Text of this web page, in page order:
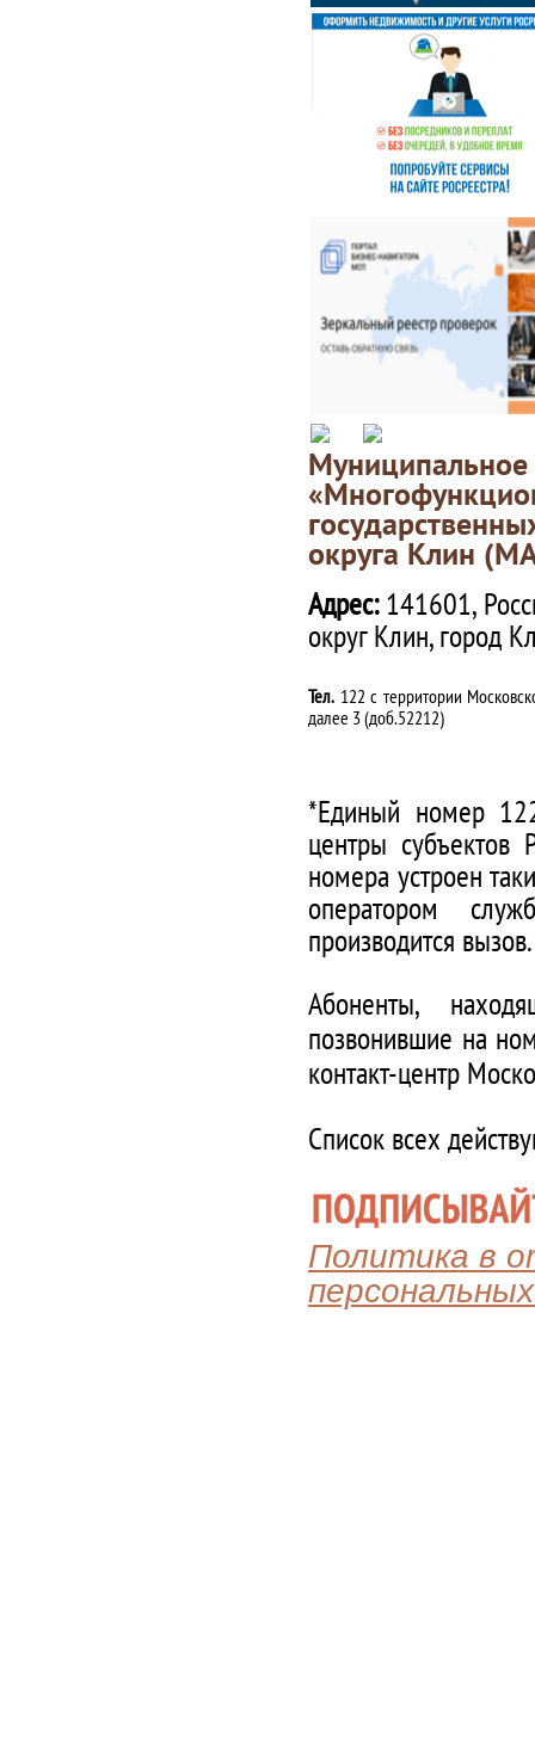
округа Клин
Адрес:141601,
округ Клин, город
Тел. 122 с территории
далее 3 (доб.52212)
*Единый номер
центры субъектов
номера устроен
оператором
производится вызов.
Абоненты,
позвонившие на
контакт-центр
Список всех
Политика в